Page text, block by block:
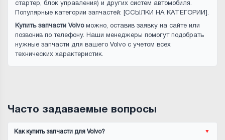
стартер, блок управления) и других систем автомобиля.
Популярные категории запчастей: [ССЫЛКИ НА КАТЕГОРИИ].
Купить запчасти Volvoможно, оставив заявку на сайте или
позвонив по телефону. Наши менеджеры помогут подобрать
нужные запчасти для вашего Volvo с учетом всех
технических характеристик.
Часто задаваемые вопросы
Как купить запчасти для Volvo?